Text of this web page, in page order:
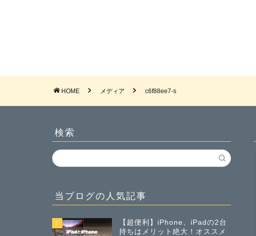
HOME メディア c6f88ee7-s
検索
当ブログの人気記事
1
【超便利】iPhone、iPadの2台
持ちはメリット絶大！オススメ